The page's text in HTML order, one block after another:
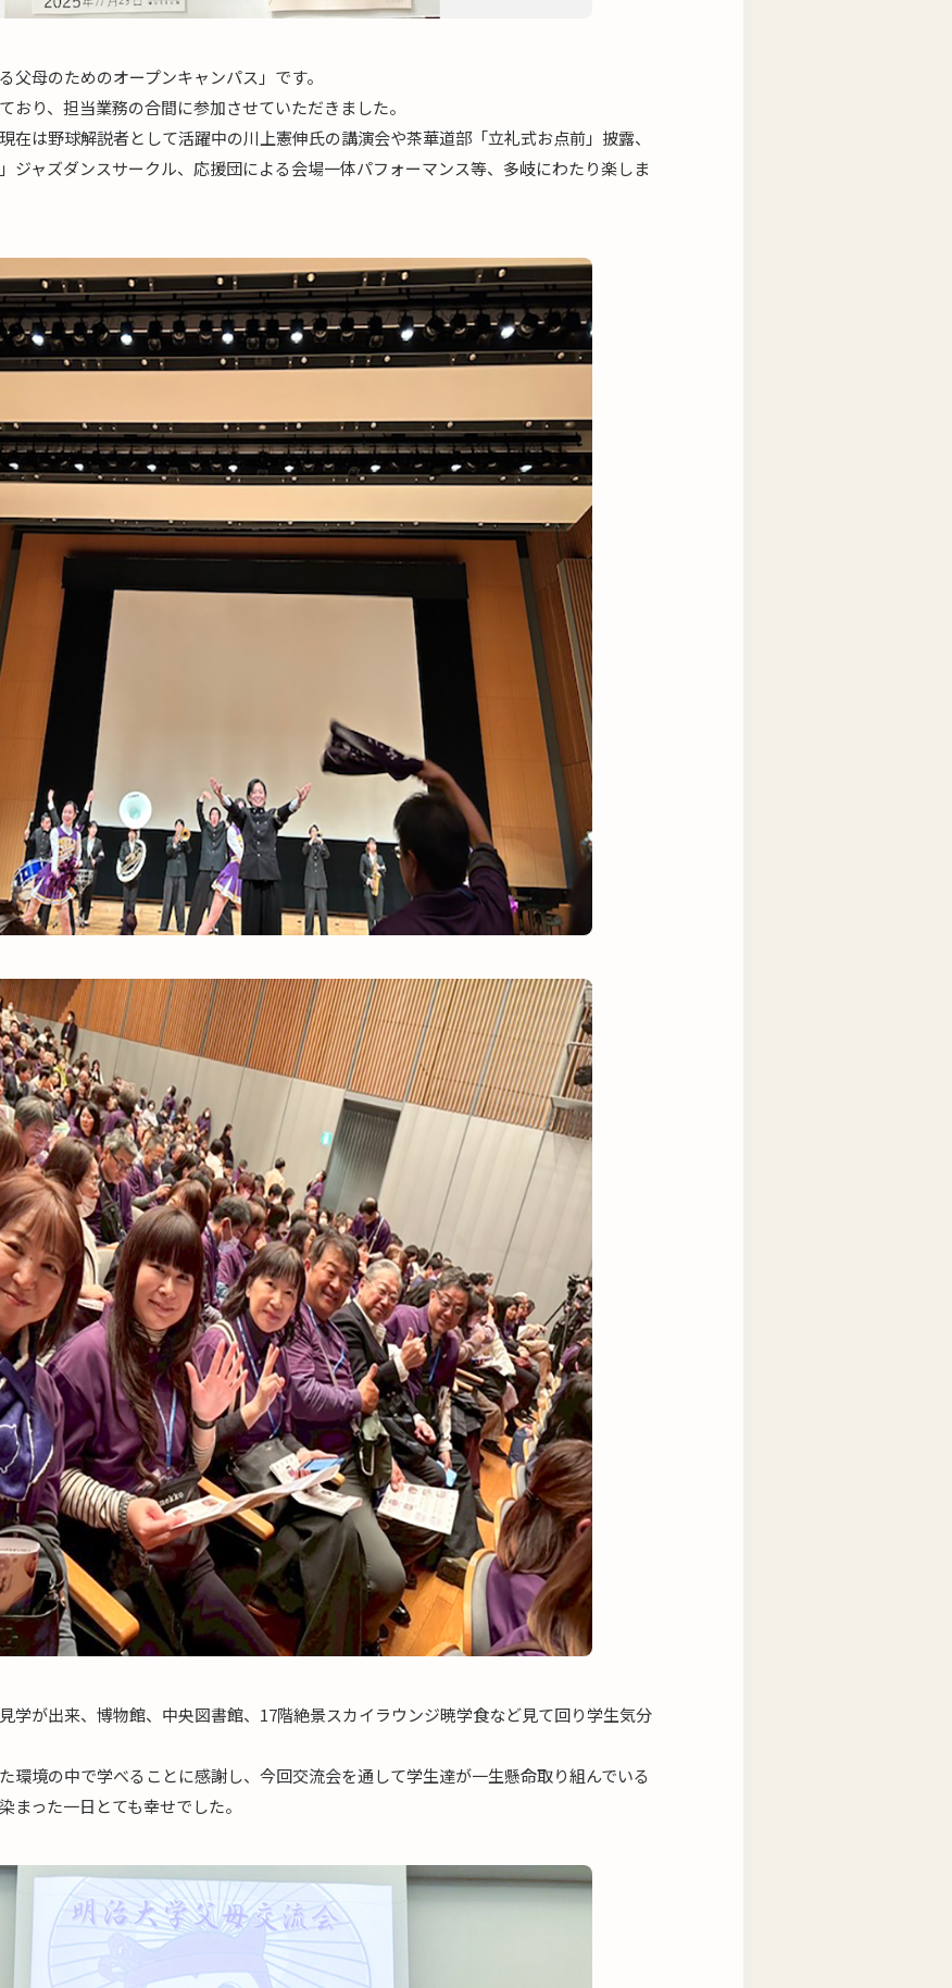
父母のためのオープンキャンパス」です。
おり、担当業務の合間に参加させていただきました。
在は野球解説者として活躍中の川上憲伸氏の講演会や茶華道部「立礼式お点前」披露、
ジャズダンスサークル、応援団による会場一体パフォーマンス等、多岐にわたり楽しま
学が出来、博物館、中央図書館、17階絶景スカイラウンジ暁学食など見て回り学生気分
環境の中で学べることに感謝し、今回交流会を通して学生達が一生懸命取り組んでいる
まった一日とても幸せでした。